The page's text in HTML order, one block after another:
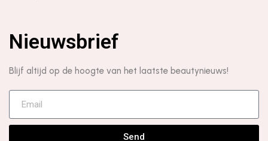
Nieuwsbrief
Blijf altijd op de hoogte van het laatste beautynieuws!
Send